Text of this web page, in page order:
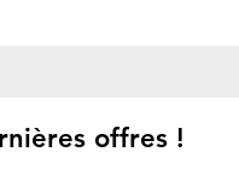
offres !